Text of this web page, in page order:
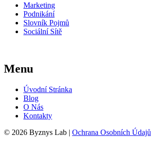
Marketing
Podnikání
Slovník Pojmů
Sociální Sítě
Menu
Úvodní Stránka
Blog
O Nás
Kontakty
© 2026 Byznys Lab | Ochrana Osobních Údajů